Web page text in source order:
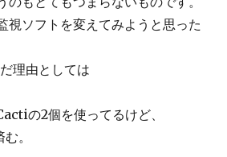
視ソフトを変えてみようと思った
理由としては
の2個を使ってるけど、
。